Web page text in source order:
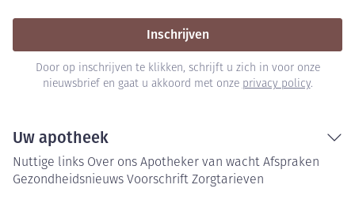
Inschrijven
Door op inschrijven te klikken, schrijft u zich in voor onze
nieuwsbrief en gaat u akkoord met onze privacy policy.
Uw apotheek
Nuttige links Over ons Apotheker van wacht Afspraken
Gezondheidsnieuws Voorschrift Zorgtarieven